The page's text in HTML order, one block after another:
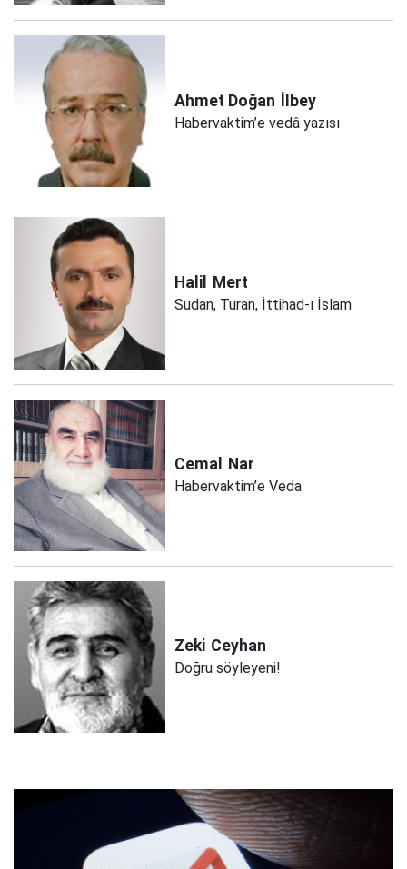
Ahmet Doğan İlbey
Habervaktim’e vedâ yazısı
Halil Mert
Sudan, Turan, İttihad-ı İslam
Cemal Nar
Habervaktim’e Veda
Zeki Ceyhan
Doğru söyleyeni!